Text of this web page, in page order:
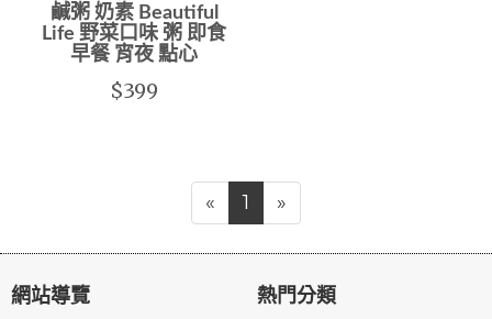
鹹粥 奶素 Beautiful
Life 野菜口味 粥 即食
早餐 宵夜 點心
$399
« 1 »
網站導覽 熱門分類